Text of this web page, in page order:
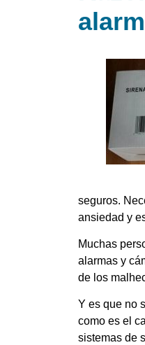
seguros.
ansiedad y
Muchas
alarmas y
de los
Y es que no
como es el
sistemas de